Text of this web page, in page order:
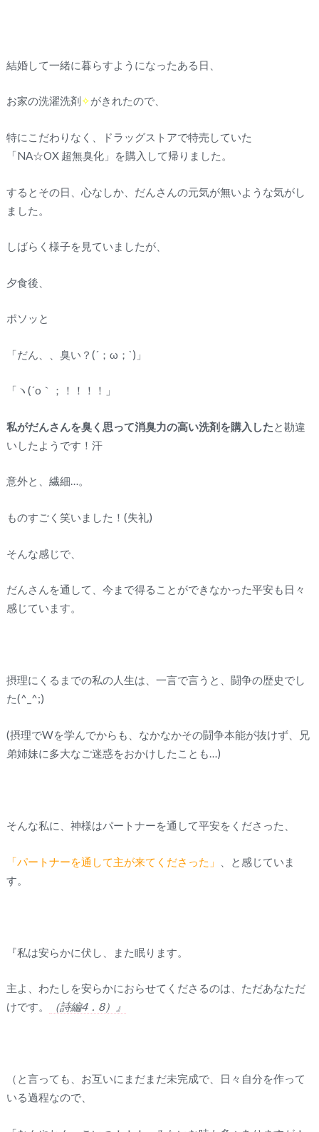
結婚して一緒に暮らすようになったある日、
お家の洗濯洗剤 ✧がきれたので、
特にこだわりなく、ドラッグストアで特売していた
「NA☆OX 超無臭化」を購入して帰りました。
するとその日、心なしか、だんさんの元気が無いような気がし
ました。
しばらく様子を見ていましたが、
夕食後、
ポソッと
「だん、、臭い？(´；ω；`)」
「ヽ(´o｀；！！！！」
私がだんさんを臭く思って消臭力の高い洗剤を購入したと勘違
いしたようです！汗
意外と、繊細…。
ものすごく笑いました！(失礼)
そんな感じで、
だんさんを通して、今まで得ることができなかった平安も日々
感じています。
摂理にくるまでの私の人生は、一言で言うと、闘争の歴史でし
た(^_^;)
(摂理でWを学んでからも、なかなかその闘争本能が抜けず、兄
弟姉妹に多大なご迷惑をおかけしたことも…)
そんな私に、神様はパートナーを通して平安をくださった、
「パートナーを通して主が来てくださった」
、と感じていま
す。
『私は安らかに伏し、また眠ります。
主よ、わたしを安らかにおらせてくださるのは、ただあなただ
けです。
（詩編4．8）』
（と言っても、お互いにまだまだ未完成で、日々自分を作って
いる過程なので、